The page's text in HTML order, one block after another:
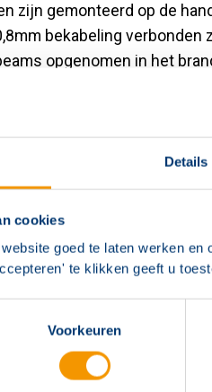
Details
cookies
goed te laten werken
te klikken geeft u
Voorkeuren
zijn gemonteerd op de
bekabeling
opgenomen in het
Er zijn diverse
van de zalen. Verder